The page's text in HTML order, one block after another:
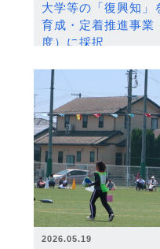
大学等の「復興知」
育成・定着推進事業
度）に採択
2026.05.19